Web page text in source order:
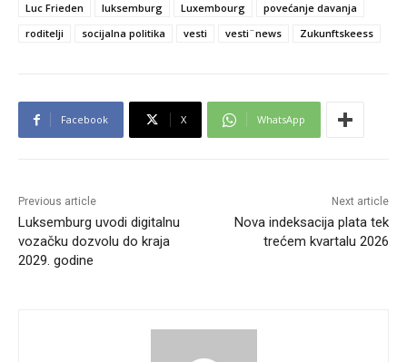
Luc Frieden
luksemburg Luxembourg
povećanje davanja
roditelji
socijalna politika vesti vesti¨news Zukunftskeess
Facebook X WhatsApp
Previous article
Luksemburg uvodi digitalnu
vozačku dozvolu do kraja
2029. godine
Next article
Nova indeksacija plata tek
trećem kvartalu 2026